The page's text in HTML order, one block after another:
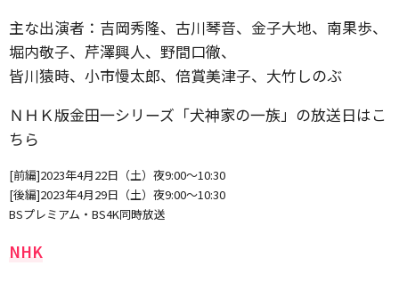
主な出演者：吉岡秀隆、古川琴音、金子大地、南果歩、
堀内敬子、芹澤興人、野間口徹、
皆川猿時、小市慢太郎、倍賞美津子、大竹しのぶ
ＮＨＫ版金田一シリーズ「犬神家の一族」の放送日はこ
ちら
[前編]2023年4月22日（土）夜9:00〜10:30
[後編]2023年4月29日（土）夜9:00〜10:30
BSプレミアム・BS4K同時放送
NHK